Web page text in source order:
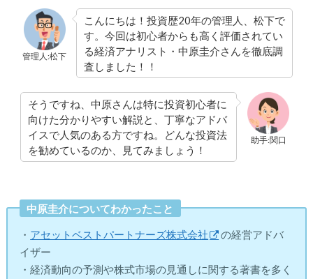
管理人:松下
こんにちは！投資歴20年の管理人、松下で
す。今回は初心者からも高く評価されてい
る経済アナリスト・中原圭介さんを徹底調
査しました！！
助手:関口
そうですね、中原さんは特に投資初心者に
向けた分かりやすい解説と、丁寧なアドバ
イスで人気のある方ですね。どんな投資法
を勧めているのか、見てみましょう！
中原圭介についてわかったこと
・ アセットベストパートナーズ株式会社
の経営アドバ
イザー
・経済動向の予測や株式市場の見通しに関する著書を多く